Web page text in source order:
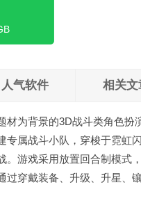
人气软件 相关文
材为背景的3D战斗类角色
专属战斗小队，穿梭于霓
。游戏采用放置回合制模式
过穿戴装备、升级、升星、